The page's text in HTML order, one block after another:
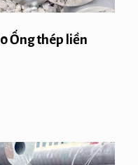
Ống thép liền